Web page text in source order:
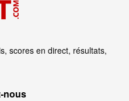
scores en direct, résultats,